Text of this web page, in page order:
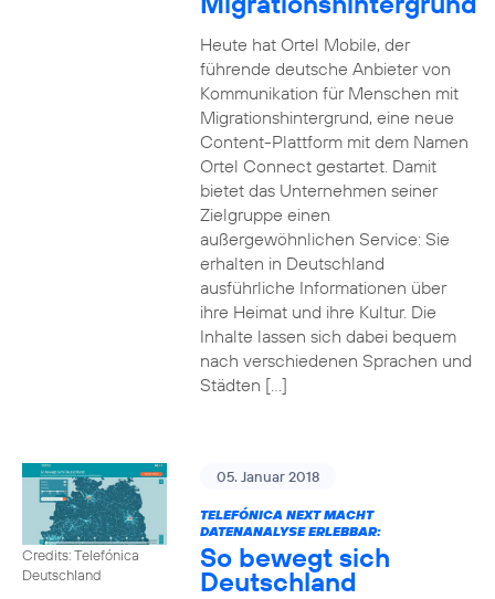
Heute hat Ortel Mobile, der
führende deutsche Anbieter von
Kommunikation für Menschen mit
Migrationshintergrund, eine neue
Content-Plattform mit dem Namen
Ortel Connect gestartet. Damit
bietet das Unternehmen seiner
Zielgruppe einen
außergewöhnlichen Service: Sie
erhalten in Deutschland
ausführliche Informationen über
ihre Heimat und ihre Kultur. Die
Inhalte lassen sich dabei bequem
nach verschiedenen Sprachen und
Städten […]
Credits: Telefónica
Deutschland
05. Januar 2018
TELEFÓNICA NEXT MACHT
DATENANALYSE ERLEBBAR:
So bewegt sich
Deutschland